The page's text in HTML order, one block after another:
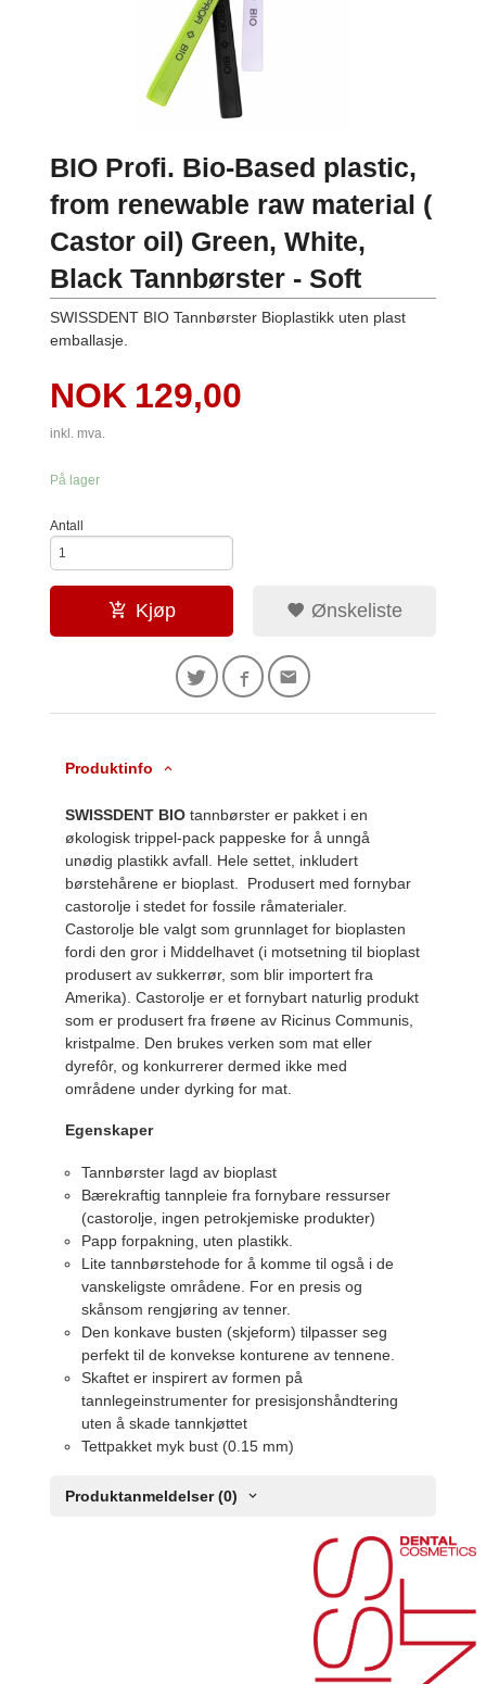
BIO Profi. Bio-Based plastic,
from renewable raw material (
Castor oil) Green, White,
Black Tannbørster - Soft
SWISSDENT BIO Tannbørster Bioplastikk uten plast
emballasje.
Pris
NOK 129,00
inkl. mva.
På lager
Antall
Kjøp Ønskeliste
Produktinfo
SWISSDENT BIO tannbørster er pakket i en
økologisk trippel-pack pappeske for å unngå
unødig plastikk avfall. Hele settet, inkludert
børstehårene er bioplast. Produsert med fornybar
castorolje i stedet for fossile råmaterialer.
Castorolje ble valgt som grunnlaget for bioplasten
fordi den gror i Middelhavet (i motsetning til bioplast
produsert av sukkerrør, som blir importert fra
Amerika). Castorolje er et fornybart naturlig produkt
som er produsert fra frøene av Ricinus Communis,
kristpalme. Den brukes verken som mat eller
dyrefôr, og konkurrerer dermed ikke med
områdene under dyrking for mat.
Egenskaper
Tannbørster lagd av bioplast
Bærekraftig tannpleie fra fornybare ressurser
(castorolje, ingen petrokjemiske produkter)
Papp forpakning, uten plastikk.
Lite tannbørstehode for å komme til også i de
vanskeligste områdene. For en presis og
skånsom rengjøring av tenner.
Den konkave busten (skjeform) tilpasser seg
perfekt til de konvekse konturene av tennene.
Skaftet er inspirert av formen på
tannlegeinstrumenter for presisjonshåndtering
uten å skade tannkjøttet
Tettpakket myk bust (0.15 mm)
Produktanmeldelser (0)